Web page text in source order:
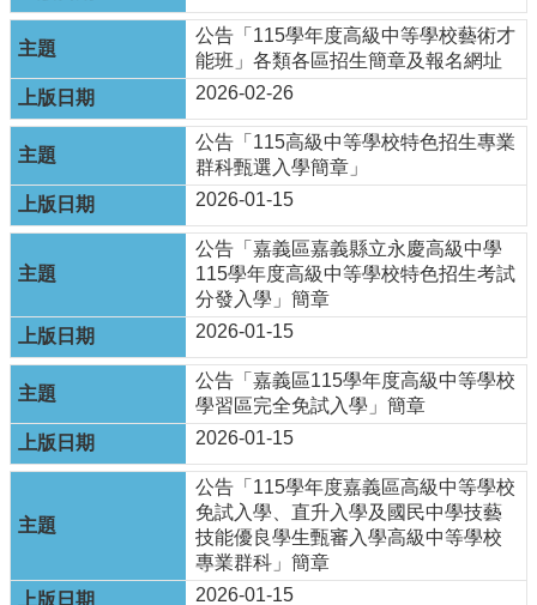
心
服
務
行
資
源
服
務
教
資
源
服
務
技
職
育
務
公告「115學年度高級中等學校藝術才
能班」各類各區招生簡章及報名網址
2026-02-26
公告「115高級中等學校特色招生專業
群科甄選入學簡章」
2026-01-15
公告「嘉義區嘉義縣立永慶高級中學
115學年度高級中等學校特色招生考試
分發入學」簡章
2026-01-15
公告「嘉義區115學年度高級中等學校
學習區完全免試入學」簡章
2026-01-15
公告「115學年度嘉義區高級中等學校
免試入學、直升入學及國民中學技藝
技能優良學生甄審入學高級中等學校
專業群科」簡章
2026-01-15